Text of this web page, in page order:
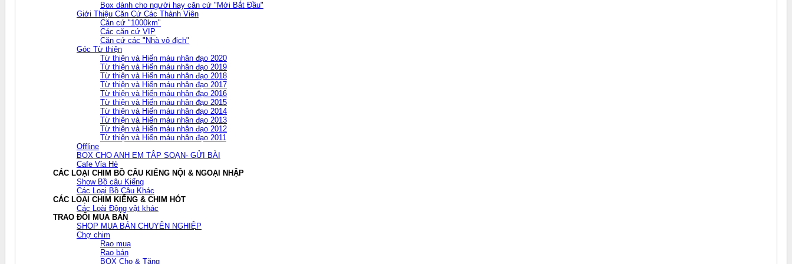
Box dành cho người hay căn cứ "Mới Bắt Đầu"
Giới Thiệu Căn Cứ Các Thành Viên
Căn cứ "1000km"
Các căn cứ VIP
Căn cứ các "Nhà vô địch"
Góc Từ thiện
Từ thiện và Hiến máu nhân đạo 2020
Từ thiện và Hiến máu nhân đạo 2019
Từ thiện và Hiến máu nhân đạo 2018
Từ thiện và Hiến máu nhân đạo 2017
Từ thiện và Hiến máu nhân đạo 2016
Từ thiện và Hiến máu nhân đạo 2015
Từ thiện và Hiến máu nhân đạo 2014
Từ thiện và Hiến máu nhân đạo 2013
Từ thiện và Hiến máu nhân đạo 2012
Từ thiện và Hiến máu nhân đạo 2011
Offline
BOX CHO ANH EM TẬP SOẠN- GỬI BÀI
Cafe Vỉa Hè
CÁC LOẠI CHIM BỒ CÂU KIỂNG NỘI & NGOẠI NHẬP
Show Bồ câu Kiểng
Các Loại Bồ Câu Khác
CÁC LOẠI CHIM KIỂNG & CHIM HÓT
Các Loài Động vật khác
TRAO ĐỔI MUA BÁN
SHOP MUA BÁN CHUYÊN NGHIỆP
Chợ chim
Rao mua
Rao bán
BOX Cho & Tặng